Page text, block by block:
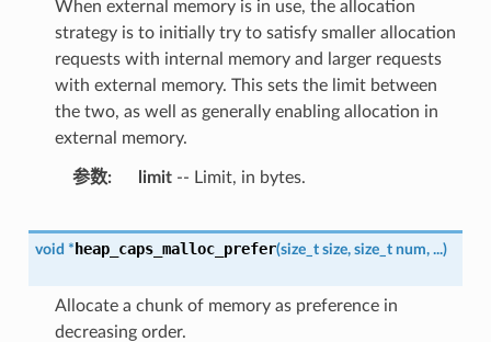
When external memory is in use, the allocation
strategy is to initially try to satisfy smaller allocation
requests with internal memory and larger requests
with external memory. This sets the limit between
the two, as well as generally enabling allocation in
external memory.
参数 limit-- Limit, in bytes.
void * heap_caps_malloc_prefer(size_t size, size_t num, ...)
Allocate a chunk of memory as preference in
decreasing order.